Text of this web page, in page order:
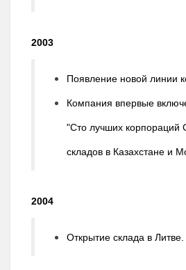
2003
Появление новой линии
Компания впервые
"Сто лучших
складов в Казахстане и
2004
Открытие склада в Литве.